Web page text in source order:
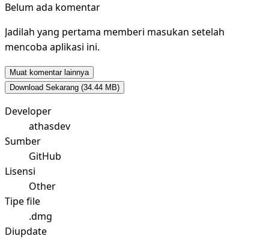
Belum ada komentar
Jadilah yang pertama memberi masukan setelah
mencoba aplikasi ini.
Muat komentar lainnya
Download Sekarang (34.44 MB)
Developer
athasdev
Sumber
GitHub
Lisensi
Other
Tipe file
.dmg
Diupdate